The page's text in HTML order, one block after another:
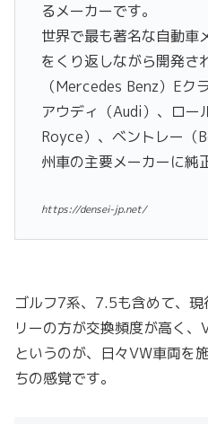
るメーカーです。
世界で最も著名な自動車
をくり返しながら開発さ
（Mercedes Benz）Eク
アウディ（Audi）、ロ
Royce）、ベントレー（
州車の主要メーカーに純
https://densei-jp.net/
ゴルフ7系、7.5も含めて、
リーの方が交換頻度が高く、
というのが、日々VW車両を
ちの感覚です。